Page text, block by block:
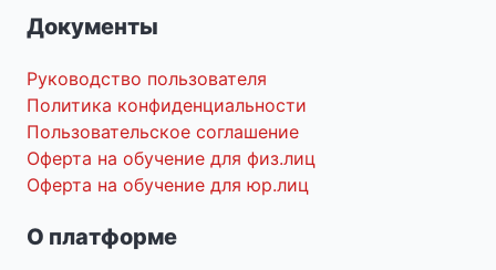
Документы
Руководство пользователя
Политика конфиденциальности
Пользовательское соглашение
Оферта на обучение для физ.лиц
Оферта на обучение для юр.лиц
О платформе